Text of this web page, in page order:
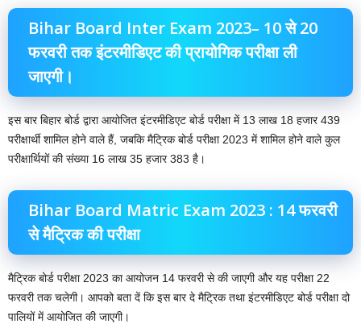
Bihar Board Inter Exam 2023– 10 से 20
फरवरी तक इंटरमीडिएट की प्रायोगिक परीक्षा ली
जाएगी।
इस बार बिहार बोर्ड द्वारा आयोजित इंटरमीडिएट बोर्ड परीक्षा में 13 लाख 18 हजार 439
परीक्षार्थी शामिल होने वाले हैं, जबकि मैट्रिक बोर्ड परीक्षा 2023 में शामिल होने वाले कुल
परीक्षार्थियों की संख्या 16 लाख 35 हजार 383 है।
Bihar Board Matric Exam 2023 : 14 फरवरी
से मैट्रिक की परीक्षा
मैट्रिक बोर्ड परीक्षा 2023 का आयोजन 14 फरवरी से की जाएगी और यह परीक्षा 22
फरवरी तक चलेगी। आपको बता दें कि इस बार दे मैट्रिक तथा इंटरमीडिएट बोर्ड परीक्षा दो
पालियों में आयोजित की जाएगी।